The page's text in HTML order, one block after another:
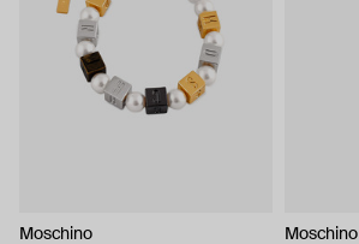
Moschino Moschino